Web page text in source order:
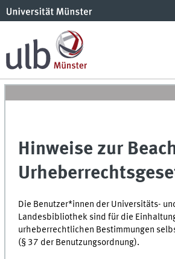
Hinweise zur
Die Benutzer*innen der Universitäts-
Landesbibliothek sind für die
urheberrechtlichen Bestimmungen
(§ 37 der Benutzungsordnung).